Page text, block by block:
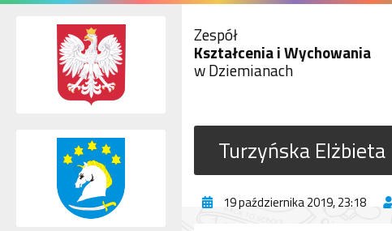
Zespół
Kształcenia i Wychowania
w Dziemianach
Turzyńska Elżbieta
19 października 2019, 23:18